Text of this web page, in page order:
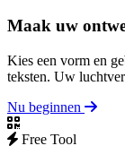
Maak uw
Kies een vorm en
teksten. Uw
Nu beginnen
Free Tool